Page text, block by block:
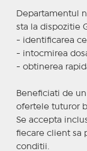
Departamentul
sta la dispozitie
- identificarea
- intocmirea
- obtinerea
Beneficiati de
ofertele tuturor
Se accepta
fiecare client sa
conditii.